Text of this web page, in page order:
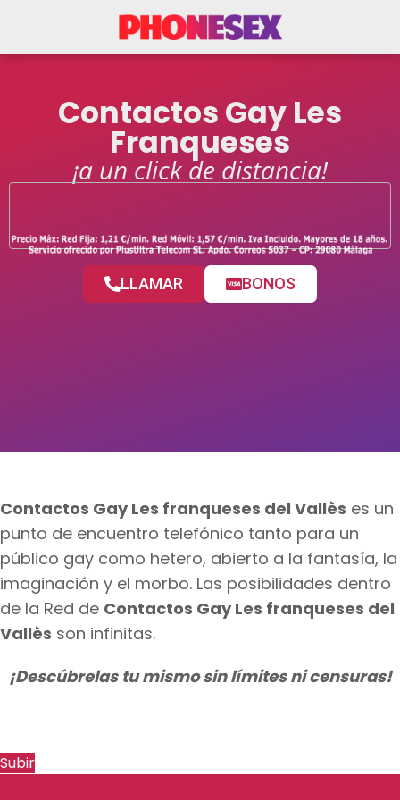
Contactos Gay Les
Franqueses
¡a un click de distancia!
LLAMAR BONOS
Contactos Gay Les franqueses del Vallès es un
punto de encuentro telefónico tanto para un
público gay como hetero, abierto a la fantasía, la
imaginación y el morbo. Las posibilidades dentro
de la Red de Contactos Gay Les franqueses del
Vallès son infinitas.
¡Descúbrelas tu mismo sin límites ni censuras!
Subir